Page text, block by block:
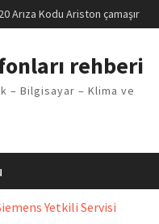
Arıza Kodu Ariston çamaşır
Sorunu
buzdolabı F5 Hatası
çamaşır makinesi E03
Kodu
rehberi
– Bilgisayar – Klima ve
Yetkili Servisi